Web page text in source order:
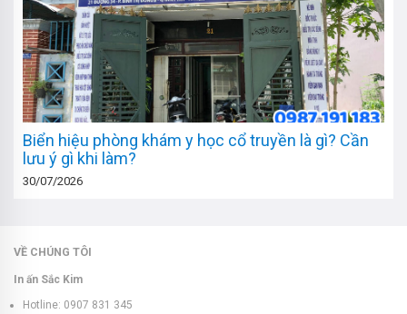
Biển hiệu phòng khám y học cổ truyền là gì? Cần
lưu ý gì khi làm?
30/07/2026
VỀ CHÚNG TÔI
In ấn Sắc Kim
Hotline: 0907 831 345